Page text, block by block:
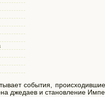
события,
джедаев и становление